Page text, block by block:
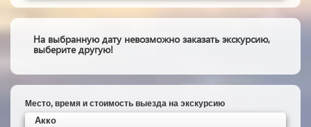
На выбранную дату невозможно заказать экскурсию,
выберите другую!
Место, время и стоимость выезда на экскурсию
Акко